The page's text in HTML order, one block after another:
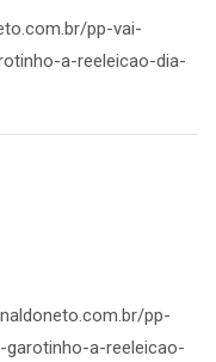
pp-vai-
a-reeleicao-dia-
pp-
garotinho-a-reeleicao-